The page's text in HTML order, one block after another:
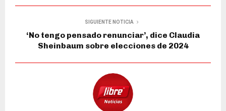
SIGUIENTE NOTICIA
‘No tengo pensado renunciar’, dice Claudia
Sheinbaum sobre elecciones de 2024